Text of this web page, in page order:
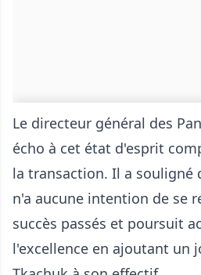
Le directeur général des
écho à cet état d'esprit
la transaction. Il a souligné
n'a aucune intention de se
succès passés et poursuit
l'excellence en ajoutant un